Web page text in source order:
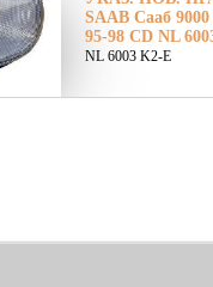
SAAB Сааб
95-98 CD NL
NL 6003 K2-E